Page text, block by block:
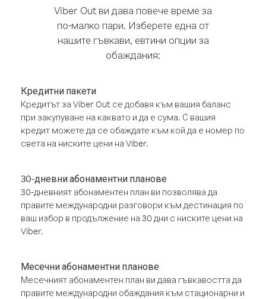
Viber Out ви дава повече време за
по-малко пари. Изберете една от
нашите гъвкави, евтини опции за
обаждания:
Кредитни пакети
Кредитът за Viber Out се добавя към вашия баланс
при закупуване на каквато и да е сума. С вашия
кредит можете да се обаждате към кой да е номер по
света на ниските цени на Viber.
30-дневни абонаментни планове
30-дневният абонаментен план ви позволява да
правите международни разговори към дестинация по
ваш избор в продължение на 30 дни с ниските цени на
Viber.
Месечни абонаментни планове
Месечният абонаментен план ви дава гъвкавостта да
правите международни обаждания към стационарни и